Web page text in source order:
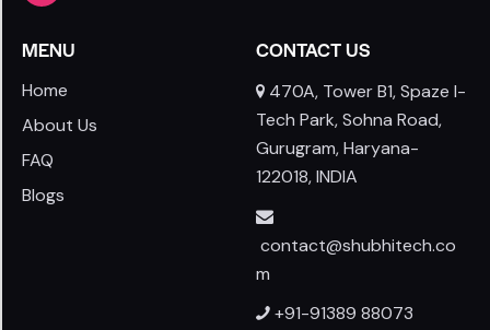
MENU
Home
About Us
FAQ
Blogs
CONTACT US
470A, Tower B1, Spaze I-
Tech Park, Sohna Road,
Gurugram, Haryana-
122018, INDIA
contact@shubhitech.co
m
+91-91389 88073